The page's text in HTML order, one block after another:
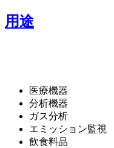
用途
医療機器
分析機器
ガス分析
エミッション監視
飲食料品